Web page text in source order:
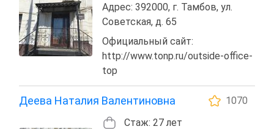
Адрес: 392000, г. Тамбов, ул.
Советская, д. 65
Официальный сайт:
http://www.tonp.ru/outside-office-
top
Деева Наталия Валентиновна
1070
Стаж: 27 лет